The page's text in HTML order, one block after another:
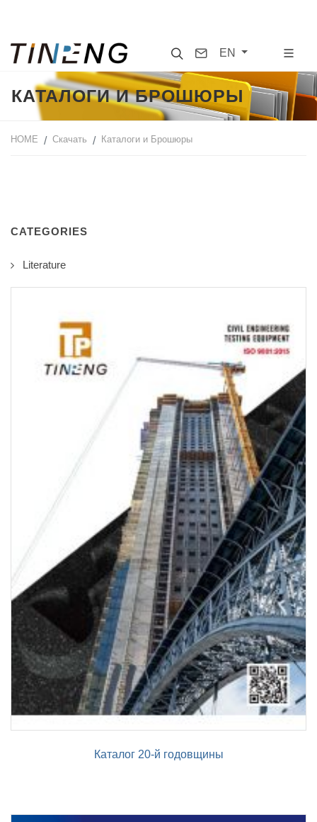
SearchContact
EN
КАТАЛОГИ И БРОШЮРЫ
HOME Скачать Каталоги и Брошюры
CATEGORIES
Literature
Каталог 20-й годовщины